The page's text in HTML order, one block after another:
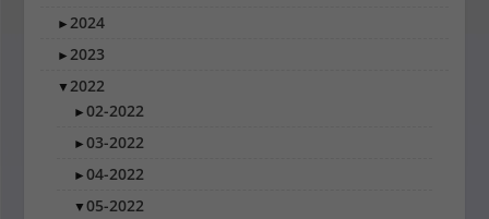
►2024
►2023
▼2022
►02-2022
►03-2022
►04-2022
▼05-2022